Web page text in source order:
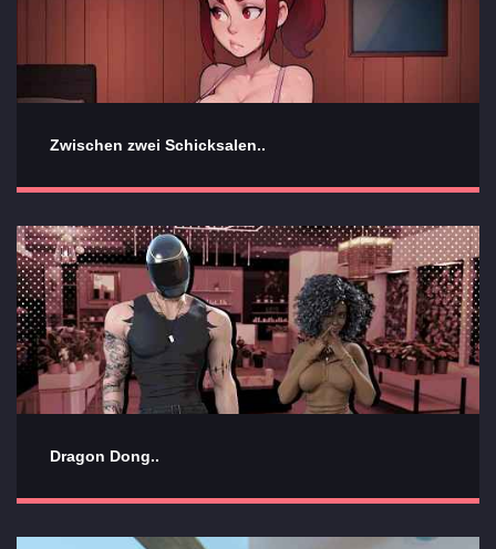
Zwischen zwei Schicksalen..
Dragon Dong..